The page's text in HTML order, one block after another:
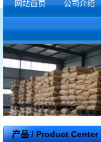
网站首页 公司介绍
产品 / Product Center